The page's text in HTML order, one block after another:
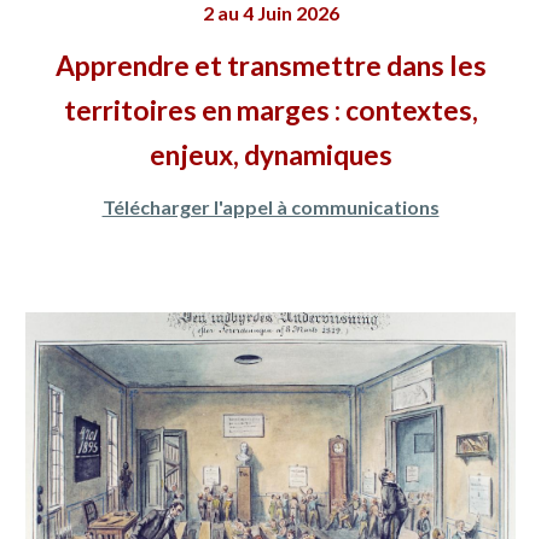
2 au 4 Juin 2026
Apprendre et transmettre dans les
territoires en marges : contextes,
enjeux, dynamiques
Télécharger l'appel à communications